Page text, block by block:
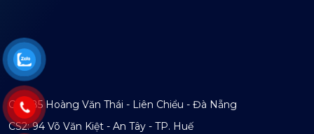
CS1: 85 Hoàng Văn Thái - Liên Chiểu - Đà Nẵng
CS2: 94 Võ Văn Kiệt - An Tây - TP. Huế